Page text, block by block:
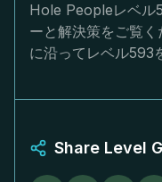
Hole Peopleレベル
ーと解決策をご覧
に沿ってレベル593
Share Level